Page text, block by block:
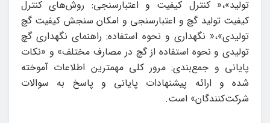
تولید»،« کنترل کیفیت و اعتبارسنجی: روش‌های کنترل
کیفیت تولید گچ و اعتبارسنجی و امکان سنجش کیفیت گچ
تولیدی»،« نگهداری و نحوه استفاده: راهنمای نگهداری گچ
تولیدی و نحوه استفاده از گچ در مصارف مختلف» و «نکات
پایانی و جمع‌بندی: مرور کلی مهمترین اطلاعات آموخته
شده و ارائه پیشنهادات پایانی و پاسخ به سوالات
شرکت‌کنندگان» است.